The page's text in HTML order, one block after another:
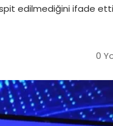
edilmediğini ifade
0